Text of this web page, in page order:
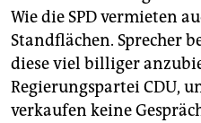
Wie die SPD vermieten
Standflächen. Sprecher
diese viel billiger
Regierungspartei CDU,
verkaufen keine